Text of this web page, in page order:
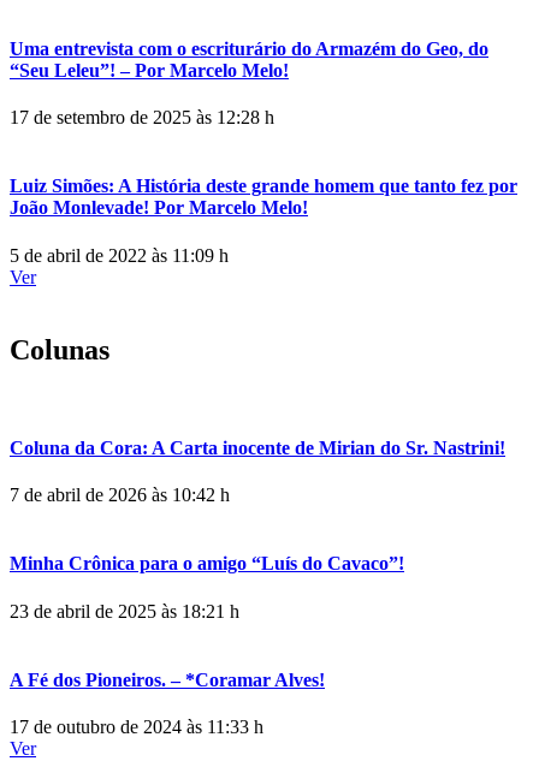
Uma entrevista com o escriturário do Armazém do Geo, do
“Seu Leleu”! – Por Marcelo Melo!
17 de setembro de 2025 às 12:28 h
Luiz Simões: A História deste grande homem que tanto fez por
João Monlevade! Por Marcelo Melo!
5 de abril de 2022 às 11:09 h
Ver
Colunas
Coluna da Cora: A Carta inocente de Mirian do Sr. Nastrini!
7 de abril de 2026 às 10:42 h
Minha Crônica para o amigo “Luís do Cavaco”!
23 de abril de 2025 às 18:21 h
A Fé dos Pioneiros. – *Coramar Alves!
17 de outubro de 2024 às 11:33 h
Ver